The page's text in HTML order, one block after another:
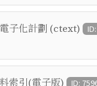
子化計劃 (ctext)
索引(電子版) ID: